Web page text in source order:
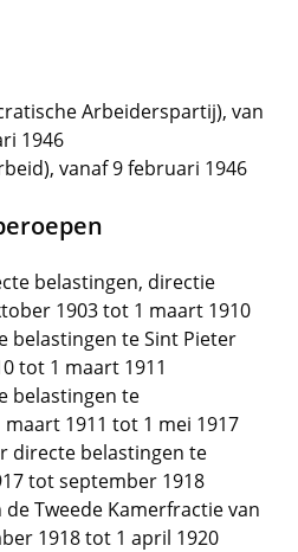
Arbeiderspartij), van
1946
vanaf 9 februari 1946
belastingen, directie
1903 tot 1 maart 1910
belastingen te Sint Pieter
tot 1 maart 1911
belastingen te
1911 tot 1 mei 1917
directe belastingen te
tot september 1918
Tweede Kamerfractie van
1918 tot 1 april 1920